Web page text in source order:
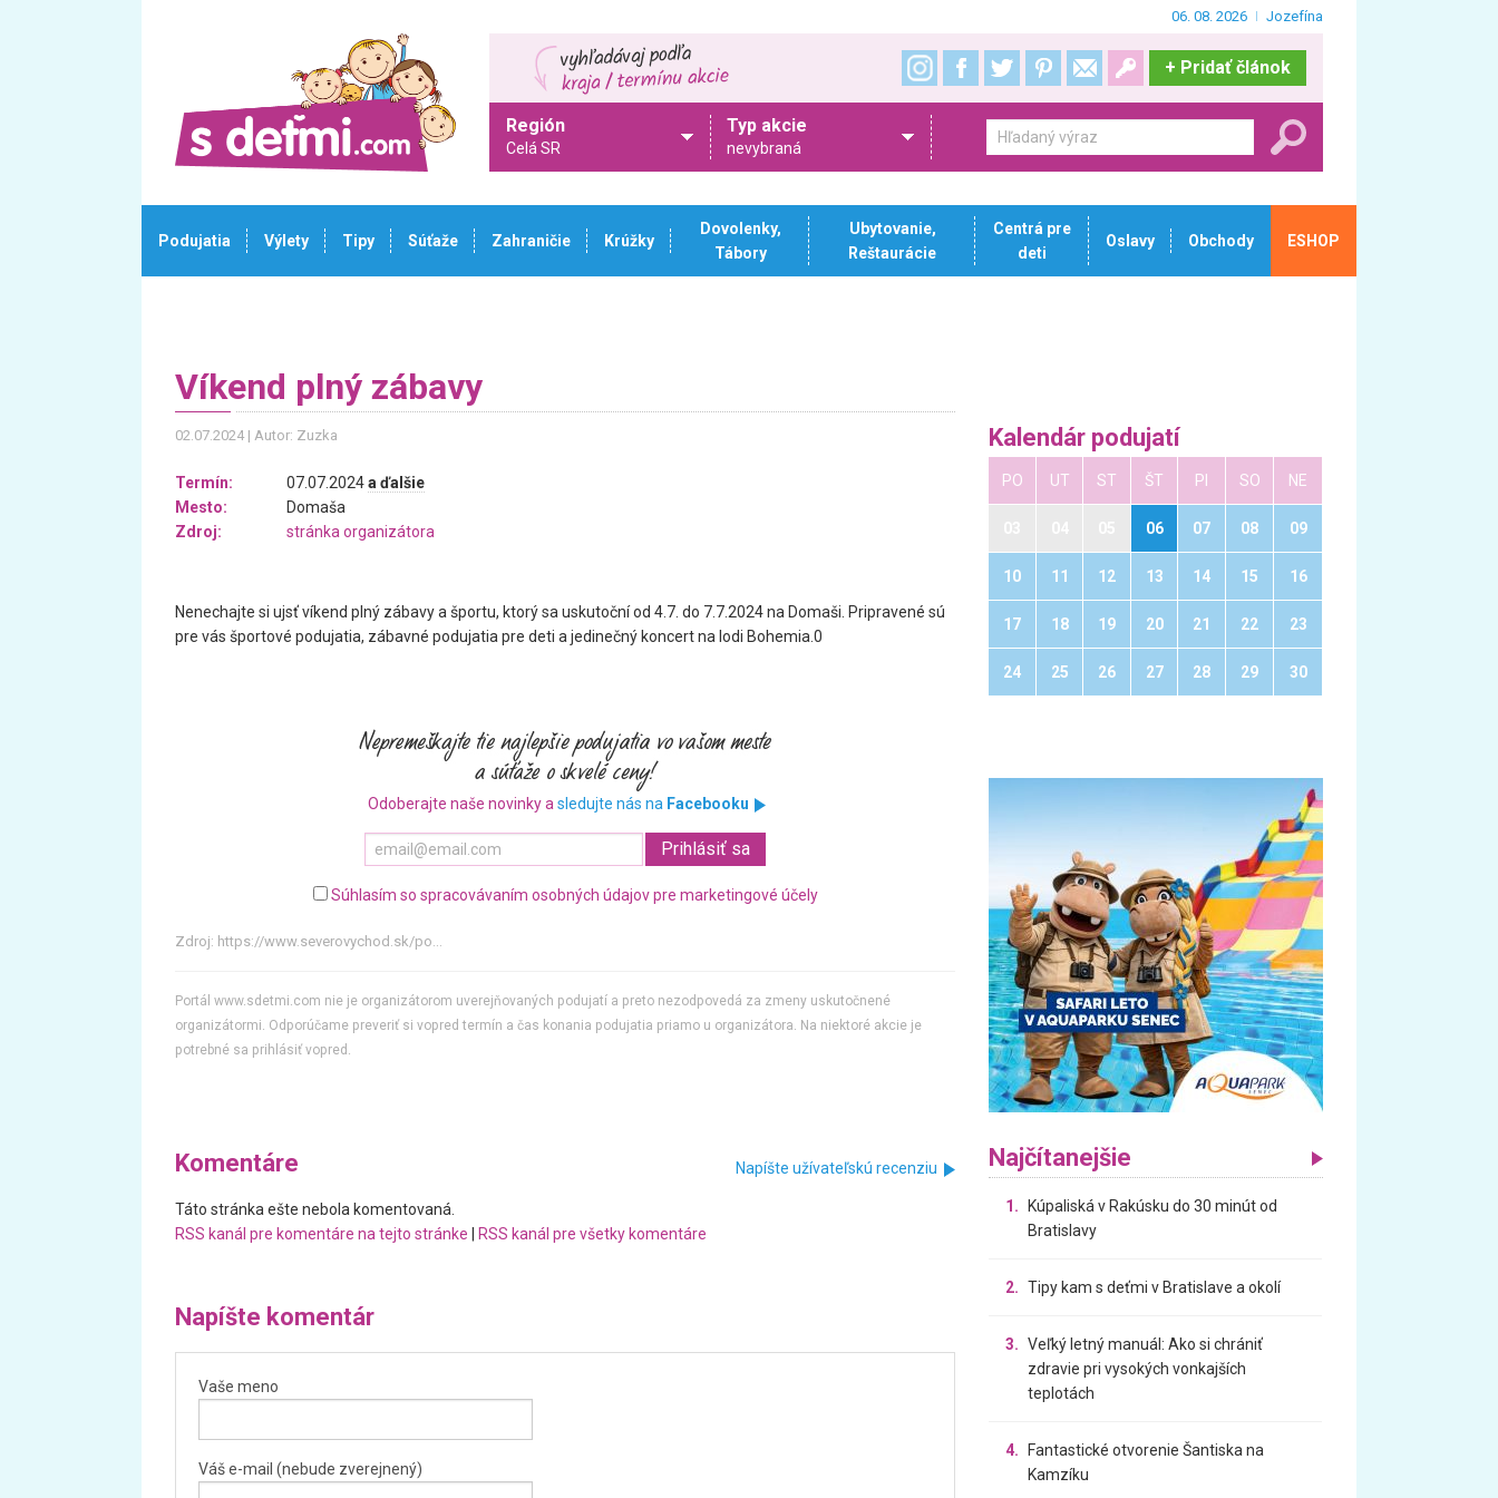
06. 08. 2026 Jozefína
+ Pridať článok
Región
Celá SR
Typ akcie
nevybraná
Podujatia Výlety Tipy Súťaže Zahraničie Krúžky
Dovolenky,
Tábory
Ubytovanie,
Reštaurácie
Centrá pre
deti
Oslavy Obchody ESHOP
Víkend plný zábavy
02.07.2024 Autor: Zuzka
Termín: 07.07.2024a ďalšie
Mesto:
Domaša
Zdroj:
stránka organizátora
Nenechajte si ujsť víkend plný zábavy a športu, ktorý sa uskutoční od 4.7. do 7.7.2024na Domaši . Pripravené sú
pre vás športové podujatia, zábavné podujatia pre deti a jedinečný koncert na lodi Bohemia .0
Odoberajte naše novinky a sledujte nás na Facebooku
Súhlasím so spracovávaním osobných údajov pre marketingové účely
Zdroj: https://www.severovychod.sk/po...
Portál www.sdetmi.com nie je organizátorom uverejňovaných podujatí a preto nezodpovedá za zmeny uskutočnené
organizátormi. Odporúčame preveriť si vopred termín a čas konania podujatia priamo u organizátora. Na niektoré akcie je
potrebné sa prihlásiť vopred.
Komentáre Napíšte užívateľskú recenziu
Táto stránka ešte nebola komentovaná.
RSS kanál pre komentáre na tejto stránke
RSS kanál pre všetky komentáre
Napíšte komentár
Vaše meno
Váš e-mail (nebude zverejnený)
Kalendár podujatí
PO UT ST ŠT PI SO NE
06 07 08 09
10 11 12 13 14 15 16
17 18 19 20 21 22 23
24 25 26 27 28 29 30
Najčítanejšie
1.
Kúpaliská v Rakúsku do 30 minút od
Bratislavy
2. Tipy kam s deťmi v Bratislave a okolí
3. Veľký letný manuál: Ako si chrániť
zdravie pri vysokých vonkajších
teplotách
4.
Fantastické otvorenie Šantiska na
Kamzíku